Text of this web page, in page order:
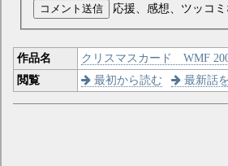
コメント送信 応援、感想、ツッコ
作品名
クリスマスカード WMF
閲覧
最初から読む 最新話